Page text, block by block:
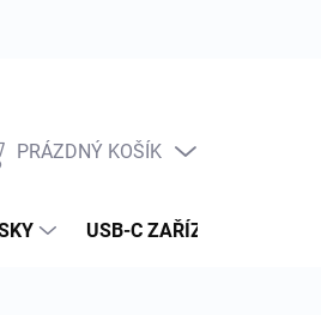
NÁKUPNÍ
PRÁZDNÝ KOŠÍK
USB-C ZAŘÍZENÍ